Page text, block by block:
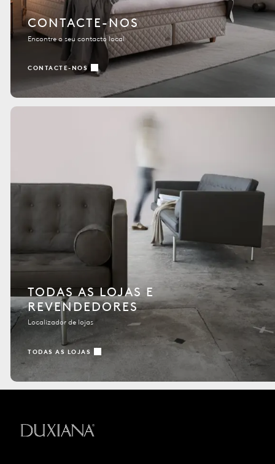
CONTACTE-NOS
Encontre o seu contacto local
CONTACTE-NOS
TODAS AS LOJAS E
REVENDEDORES
Localizador de lojas
TODAS AS LOJAS